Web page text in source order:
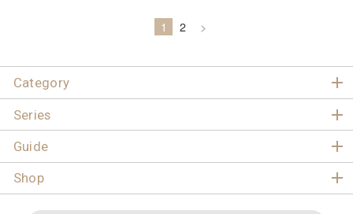
1 2 >
Category
Series
Guide
Shop